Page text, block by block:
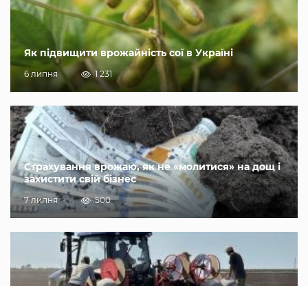
Як підвищити врожайність сої в Україні
6 липня 1 231
Страхування врожаю, як не «молитися» на дощ і
захистити свій бізнес
7 липня 500